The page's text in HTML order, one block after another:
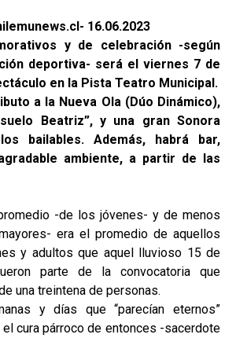
16.06.2023
y de celebración -según
deportiva- será el viernes 7 de
en la Pista Teatro Municipal.
a la Nueva Ola (Dúo Dinámico),
Beatriz”, y una gran Sonora
bailables. Además, habrá bar,
ambiente, a partir de las
-de los jóvenes- y de menos
era el promedio de aquellos
y adultos que aquel lluvioso 15 de
parte de la convocatoria que
una treintena de personas.
y días que “parecían eternos”
cura párroco de entonces -sacerdote